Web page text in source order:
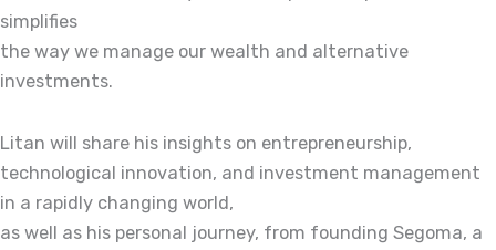
simplifies
the way we manage our wealth and alternative
investments.
Litan will share his insights on entrepreneurship,
technological innovation, and investment management
in a rapidly changing world,
as well as his personal journey, from founding Segoma, a